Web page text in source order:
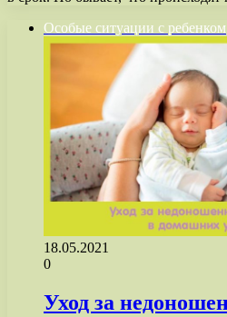
Особые ситуации с ребенком
18.05.2021
0
Уход за